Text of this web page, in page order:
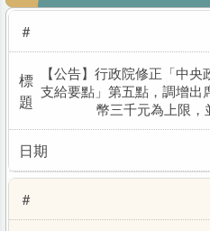
區
成員介紹
網路請購Online
法令規章
校務基金
【公告】行政院修正「中
支給要點」第五點，調增出
幣三千元為上限